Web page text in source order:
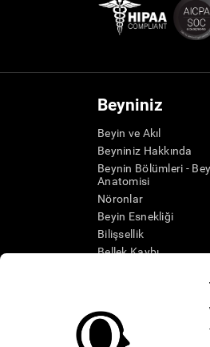
Beyniniz
Beyin ve Akıl
Beyniniz Hakkında
Beynin Bölümleri -
Anatomisi
Nöronlar
Beyin Esnekliği
Bilişsellik
Bellek Kaybı
Yürütücü Fonksiyonlar
Algı
Dikkat